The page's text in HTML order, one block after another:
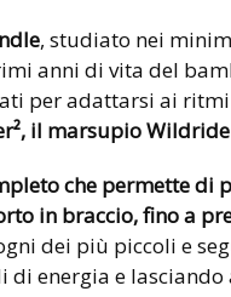
, studiato nei
anni di vita del
per adattarsi ai
il marsupio
che permette di
in braccio, fino a
dei più piccoli e
di energia e